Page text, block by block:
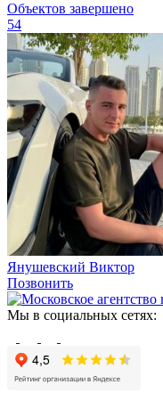
Объектов завершено
54
Янушевский Виктор
Позвонить
Мы в социальных сетях: